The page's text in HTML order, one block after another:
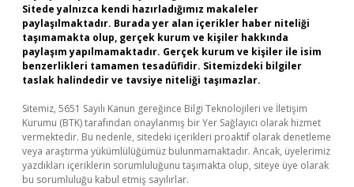
Sitede yalnızca kendi hazırladığımız makaleler
paylaşılmaktadır. Burada yer alan içerikler haber niteliği
taşımamakta olup, gerçek kurum ve kişiler hakkında
paylaşım yapılmamaktadır. Gerçek kurum ve kişiler ile isim
benzerlikleri tamamen tesadüfidir. Sitemizdeki bilgiler
taslak halindedir ve tavsiye niteliği taşımazlar.
Sitemiz, 5651 Sayılı Kanun gereğince Bilgi Teknolojileri ve İletişim
Kurumu (BTK) tarafından onaylanmış bir Yer Sağlayıcı olarak hizmet
vermektedir. Bu nedenle, sitedeki içerikleri proaktif olarak denetleme
veya araştırma yükümlülüğümüz bulunmamaktadır. Ancak, üyelerimiz
yazdıkları içeriklerin sorumluluğunu taşımakta olup, siteye üye olarak
bu sorumluluğu kabul etmiş sayılırlar.